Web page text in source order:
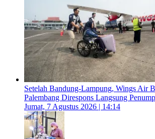
Setelah Bandung-Lampung, Wings Air
Palembang Direspons Langsung
Jumat, 7 Agustus 2026 | 14:14